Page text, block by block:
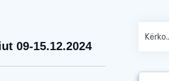
09-15.12.2024